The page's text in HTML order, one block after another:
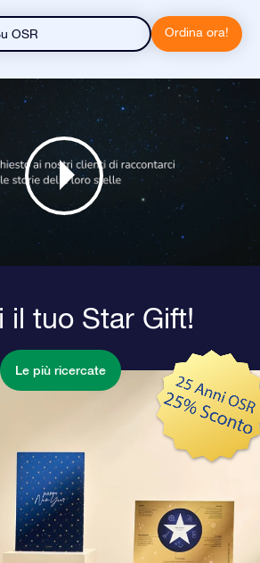
OSR Ordina ora!
il tuo Star Gift!
Le più ricercate